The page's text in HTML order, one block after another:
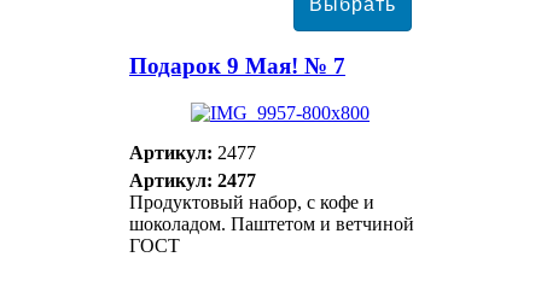
Подарок 9 Мая! № 7
Артикул: 2477
Артикул: 2477
Продуктовый набор, с кофе и
шоколадом. Паштетом и ветчиной
ГОСТ